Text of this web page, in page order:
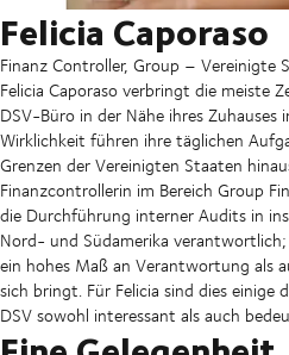
Felicia Caporaso
Finanz Controller, Group – Vereinigte
Felicia Caporaso verbringt die meiste
DSV-Büro in der Nähe ihres Zuhauses
Wirklichkeit führen ihre täglichen
Grenzen der Vereinigten Staaten
Finanzcontrollerin im Bereich Group
die Durchführung interner Audits in
Nord- und Südamerika
ein hohes Maß an Verantwortung als
sich bringt. Für Felicia sind dies einige
DSV sowohl interessant als auch